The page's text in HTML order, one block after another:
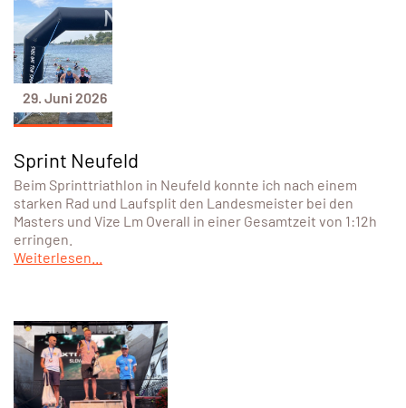
29. Juni 2026
Sprint Neufeld
Beim Sprinttriathlon in Neufeld konnte ich nach einem
starken Rad und Laufsplit den Landesmeister bei den
Masters und Vize Lm Overall in einer Gesamtzeit von 1:12h
erringen.
Weiterlesen...